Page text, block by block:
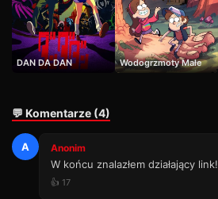
DAN DA DAN Wodogrzmoty Małe
💬 Komentarze (4)
A Anonim
W końcu znalazłem działający link!
👍 17